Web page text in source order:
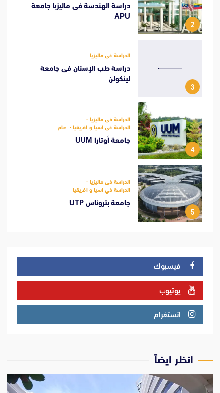
2
دراسة الهندسة فى ماليزيا جامعة
APU
3
الدراسة فى ماليزيا
دراسة طب الإسنان فى جامعة
لينكولن
4
الدراسة فى ماليزيا
الدراسة في اسيا و افريقيا
عام
جامعة أوتارا UUM
5
الدراسة فى ماليزيا
الدراسة في اسيا و افريقيا
جامعة بتروناس UTP
فيسبوك
يوتيوب
انستغرام
انظر ايضاً